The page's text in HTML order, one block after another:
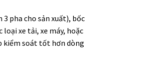
pha cho sản xuất), bốc
loại xe tải, xe máy, hoặc
kiểm soát tốt hơn dòng